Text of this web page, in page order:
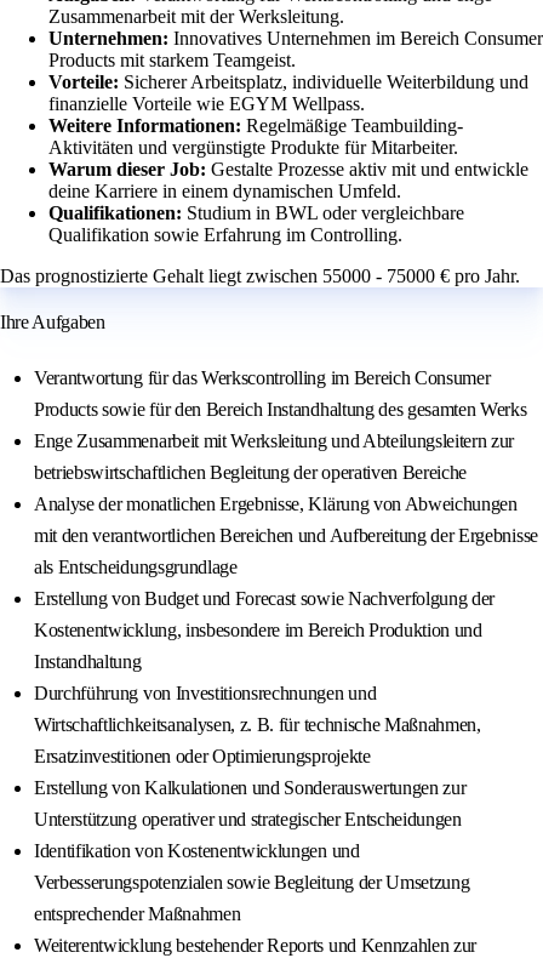
Zusammenarbeit mit der Werksleitung.
Unternehmen: Innovatives Unternehmen im Bereich Consumer
Products mit starkem Teamgeist.
Vorteile: Sicherer Arbeitsplatz, individuelle Weiterbildung und
finanzielle Vorteile wie EGYM Wellpass.
Weitere Informationen: Regelmäßige Teambuilding-
Aktivitäten und vergünstigte Produkte für Mitarbeiter.
Warum dieser Job: Gestalte Prozesse aktiv mit und entwickle
deine Karriere in einem dynamischen Umfeld.
Qualifikationen: Studium in BWL oder vergleichbare
Qualifikation sowie Erfahrung im Controlling.
Das prognostizierte Gehalt liegt zwischen 55000 - 75000 € pro Jahr.
Ihre Aufgaben
Verantwortung für das Werkscontrolling im Bereich Consumer
Products sowie für den Bereich Instandhaltung des gesamten Werks
Enge Zusammenarbeit mit Werksleitung und Abteilungsleitern zur
betriebswirtschaftlichen Begleitung der operativen Bereiche
Analyse der monatlichen Ergebnisse, Klärung von Abweichungen
mit den verantwortlichen Bereichen und Aufbereitung der Ergebnisse
als Entscheidungsgrundlage
Erstellung von Budget und Forecast sowie Nachverfolgung der
Kostenentwicklung, insbesondere im Bereich Produktion und
Instandhaltung
Durchführung von Investitionsrechnungen und
Wirtschaftlichkeitsanalysen, z. B. für technische Maßnahmen,
Ersatzinvestitionen oder Optimierungsprojekte
Erstellung von Kalkulationen und Sonderauswertungen zur
Unterstützung operativer und strategischer Entscheidungen
Identifikation von Kostenentwicklungen und
Verbesserungspotenzialen sowie Begleitung der Umsetzung
entsprechender Maßnahmen
Weiterentwicklung bestehender Reports und Kennzahlen zur